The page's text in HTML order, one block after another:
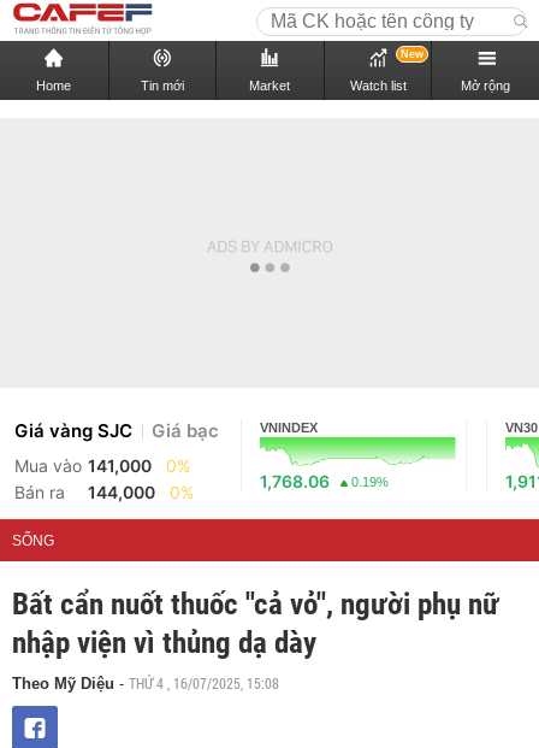
Home Tin mới Market Watch list
New
Mở rộng
Giá vàng SJC Giá bạc
Mua vào 141,000
0%
Bán ra
144,000 0%
VNINDEX
1,768.06 0.19%
VN30
SỐNG
Bất cẩn nuốt thuốc "cả vỏ", người phụ nữ
nhập viện vì thủng dạ dày
Theo Mỹ Diệu - THỨ 4 , 16/07/2025, 15:08